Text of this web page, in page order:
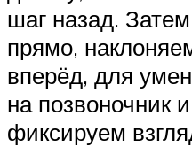
шаг назад.
прямо,
вперёд, для
на позвоночник
фиксируем